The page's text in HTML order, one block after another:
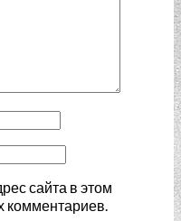
сайта в этом
комментариев.